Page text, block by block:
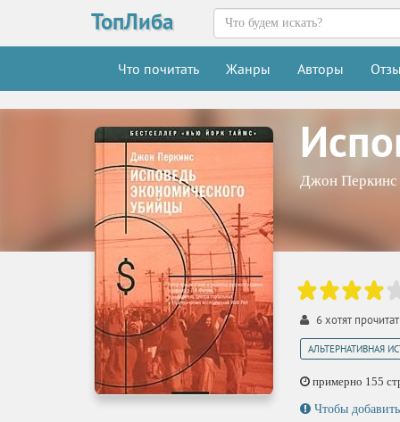
ТопЛиба
Что почитать Жанры Авторы
Джон Перкинс
6хотят
АЛЬТЕРНАТИВНАЯ
примерно 155
Чтобы